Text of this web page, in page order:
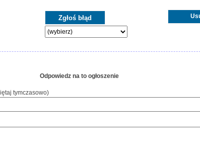
Odpowiedz na to ogłoszenie
tymczasowo)